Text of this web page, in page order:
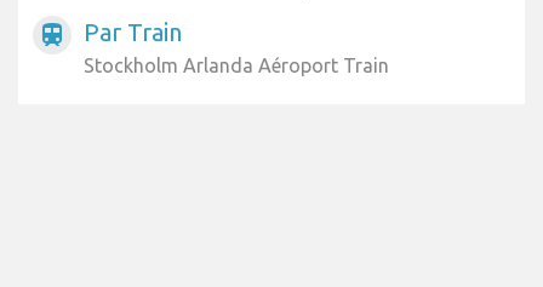
train Par Train
Stockholm Arlanda Aéroport Train